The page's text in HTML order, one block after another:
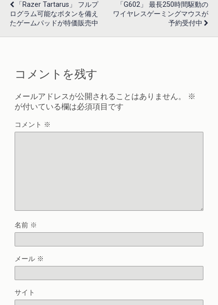
「Razer Tartarus」 フルプ
ログラム可能なボタンを備え
たゲームパッドが特価販売中
「G602」 最長250時間駆動の
ワイヤレスゲーミングマウスが
予約受付中
コメントを残す
メールアドレスが公開されることはありません。
※
が付いている欄は必須項目です
コメント ※
名前 ※
メール ※
サイト